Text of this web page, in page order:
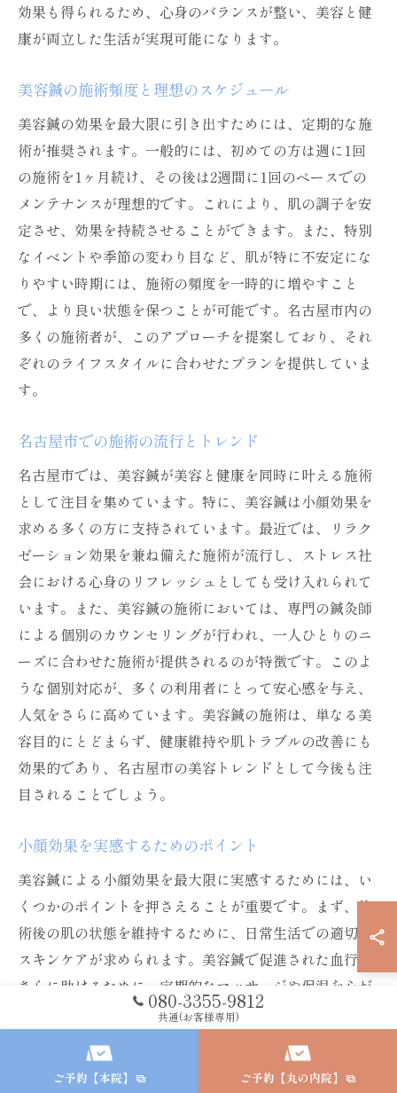
効果も得られるため、心身のバランスが整い、美容と健
康が両立した生活が実現可能になります。
美容鍼の施術頻度と理想のスケジュール
美容鍼の効果を最大限に引き出すためには、定期的な施
術が推奨されます。一般的には、初めての方は週に1回
の施術を1ヶ月続け、その後は2週間に1回のペースでの
メンテナンスが理想的です。これにより、肌の調子を安
定させ、効果を持続させることができます。また、特別
なイベントや季節の変わり目など、肌が特に不安定にな
りやすい時期には、施術の頻度を一時的に増やすこと
で、より良い状態を保つことが可能です。名古屋市内の
多くの施術者が、このアプローチを提案しており、それ
ぞれのライフスタイルに合わせたプランを提供していま
す。
名古屋市での施術の流行とトレンド
名古屋市では、美容鍼が美容と健康を同時に叶える施術
として注目を集めています。特に、美容鍼は小顔効果を
求める多くの方に支持されています。最近では、リラク
ゼーション効果を兼ね備えた施術が流行し、ストレス社
会における心身のリフレッシュとしても受け入れられて
います。また、美容鍼の施術においては、専門の鍼灸師
による個別のカウンセリングが行われ、一人ひとりのニ
ーズに合わせた施術が提供されるのが特徴です。このよ
うな個別対応が、多くの利用者にとって安心感を与え、
人気をさらに高めています。美容鍼の施術は、単なる美
容目的にとどまらず、健康維持や肌トラブルの改善にも
効果的であり、名古屋市の美容トレンドとして今後も注
目されることでしょう。
小顔効果を実感するためのポイント
美容鍼による小顔効果を最大限に実感するためには、い
くつかのポイントを押さえることが重要です。まず、施
術後の肌の状態を維持するために、日常生活での適切な
スキンケアが求められます。美容鍼で促進された血行を
さらに助けるために、定期的なマッサージや保湿を心が
けると良いでしょう。また、施術頻度も効果を左右しま
め、その後は月に一度のメンテナンスで効果を持続させ
080-3355-9812
共通(お客様専用)
ご予約【本院】 ご予約【丸の内院】